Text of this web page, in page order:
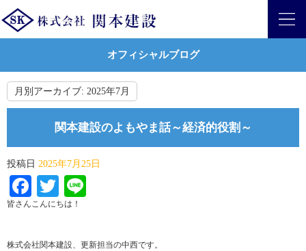
オフィシャルブログ
月別アーカイブ: 2025年7月
関本建設のよもやま話～経済的役割～
投稿日 2025年7月25日
Facebook
Twitter
皆さんこんにちは！
株式会社関本建設、更新担当の中西です。